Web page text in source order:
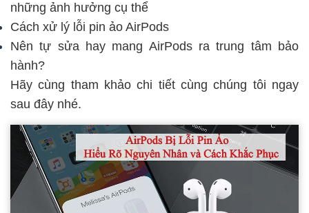
những ảnh hưởng cụ thể
Cách xử lý lỗi pin ảo AirPods
Nên tự sửa hay mang AirPods ra trung tâm bảo
hành?
Hãy cùng tham khảo chi tiết cùng chúng tôi ngay
sau đây nhé.